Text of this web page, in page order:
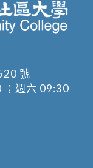
號
；週六 09:30